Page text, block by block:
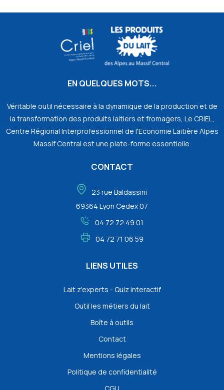
EN QUELQUES MOTS...
Véritable outil nécessaire à la dynamique de la production et de
la transformation des produits laitiers et fromagers, Le CRIEL,
Centre Régional Interprofessionnel de l'Economie Laitière Alpes
Massif Central est une plate-forme essentielle.
CONTACT
23 rue Baldassini
69364 Lyon Cedex 07
04 72 72 49 01
04 72 71 06 59
LIENS UTILES
Lait z'experts - Quiz interactif
Outil les métiers du lait
Boîte à outils
Contact
Mentions légales
Politique de confidentialité